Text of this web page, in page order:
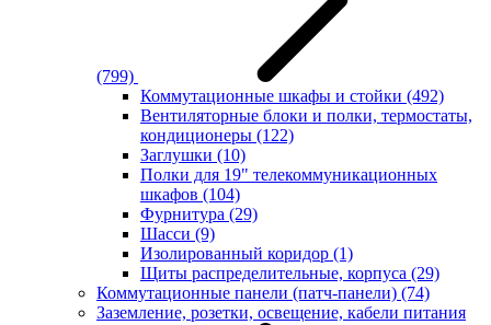
(799)
Коммутационные шкафы и стойки (492)
Вентиляторные блоки и полки, термостаты,
кондиционеры (122)
Заглушки (10)
Полки для 19" телекоммуникационных
шкафов (104)
Фурнитура (29)
Шасси (9)
Изолированный коридор (1)
Щиты распределительные, корпуса (29)
Коммутационные панели (патч-панели) (74)
Заземление, розетки, освещение, кабели питания